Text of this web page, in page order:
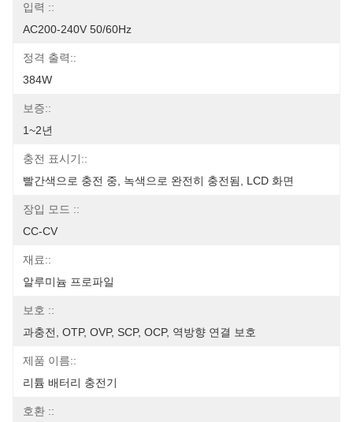
입력 ::
AC200-240V 50/60Hz
정격 출력::
384W
보증::
1~2년
충전 표시기::
빨간색으로 충전 중, 녹색으로 완전히 충전됨, LCD 화면
장입 모드 ::
CC-CV
재료::
알루미늄 프로파일
보호 ::
과충전, OTP, OVP, SCP, OCP, 역방향 연결 보호
제품 이름::
리튬 배터리 충전기
호환 ::